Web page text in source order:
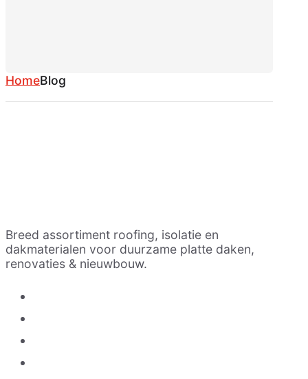
HomeBlog
Breed assortiment roofing, isolatie en
dakmaterialen voor duurzame platte daken,
renovaties & nieuwbouw.